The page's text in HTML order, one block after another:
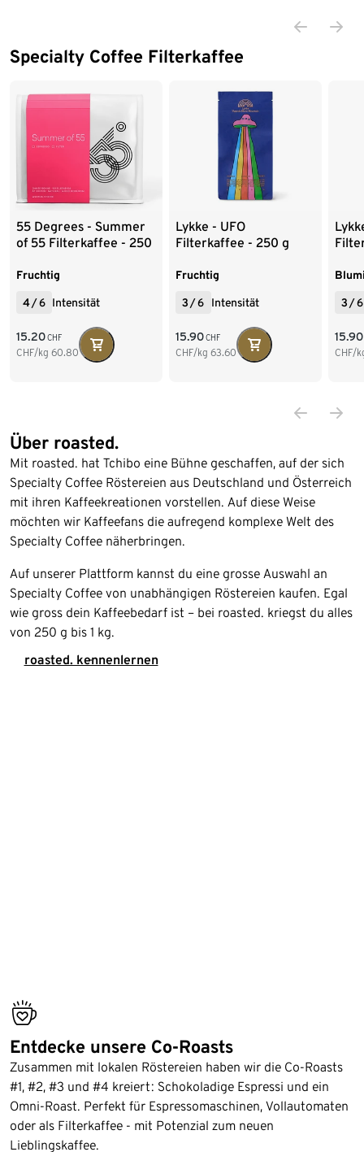
Specialty Coffee Filterkaffee
55 Degrees - Summer
of 55 Filterkaffee - 250
Fruchtig
4/6 Intensität
15.20CHF
CHF/kg 60.80
Lykke - UFO
Filterkaffee - 250 g
Fruchtig
3 /6 Intensität
15.90CHF
CHF/kg 63.60
3 /6
15.90
CHF/
Ende der Auflistung
Über roasted.
Mit roasted. hat Tchibo eine Bühne geschaffen, auf der sich
Specialty Coffee Röstereien aus Deutschland und Österreich
mit ihren Kaffeekreationen vorstellen. Auf diese Weise
möchten wir Kaffeefans die aufregend komplexe Welt des
Specialty Coffee näherbringen.
Auf unserer Plattform kannst du eine grosse Auswahl an
Specialty Coffee von unabhängigen Röstereien kaufen. Egal
wie gross dein Kaffeebedarf ist – bei roasted. kriegst du alles
von 250 g bis 1 kg.
roasted. kennenlernen
bestseller
Entdecke unsere Co-Roasts
Zusammen mit lokalen Röstereien haben wir die Co-Roasts
#1, #2, #3 und #4 kreiert: Schokoladige Espressi und ein
Omni-Roast. Perfekt für Espressomaschinen, Vollautomaten
oder als Filterkaffee - mit Potenzial zum neuen
Lieblingskaffee.